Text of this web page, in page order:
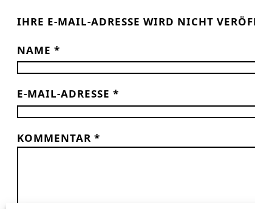
IHRE E-MAIL-ADRESSE WIRD NICHT
NAME *
E-MAIL-ADRESSE *
KOMMENTAR *